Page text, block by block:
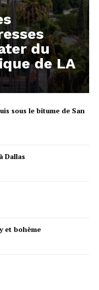
du
de LA
sous le bitume de San
Dallas
et bohème